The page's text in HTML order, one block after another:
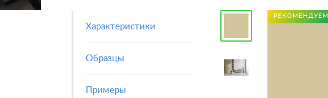
Характеристики
Образцы
Примеры
РЕКОМЕНДУЕМ